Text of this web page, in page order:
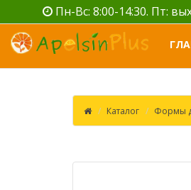
Пн-Вс: 8:00-14:30. Пт:
Каталог Формы